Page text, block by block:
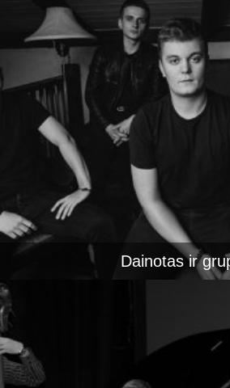
Dainotas ir